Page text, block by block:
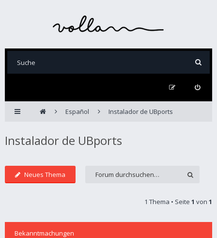
Español Instalador de UBports
Instalador de UBports
Neues Thema
1 Thema • Seite 1 von 1
Bekanntmachungen